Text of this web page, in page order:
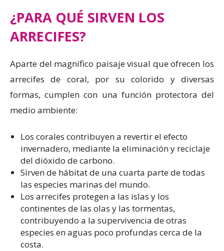
¿PARA QUÉ SIRVEN LOS
ARRECIFES?
Aparte del magnífico paisaje visual que ofrecen los
arrecifes de coral, por su colorido y diversas
formas, cumplen con una función protectora del
medio ambiente:
Los corales contribuyen a revertir el efecto
invernadero, mediante la eliminación y reciclaje
del dióxido de carbono.
Sirven de hábitat de una cuarta parte de todas
las especies marinas del mundo.
Los arrecifes protegen a las islas y los
continentes de las olas y las tormentas,
contribuyendo a la supervivencia de otras
especies en aguas poco profundas cerca de la
costa.